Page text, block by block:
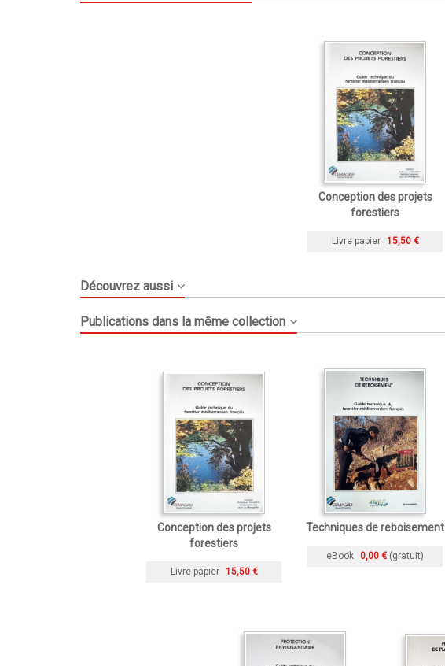
Conception des projets
forestiers
Livre papier 15,50 €
Découvrez aussi
Publications dans la même collection
Conception des projets
forestiers
Livre papier 15,50 €
Techniques de reboisement
eBook 0,00 € (gratuit)